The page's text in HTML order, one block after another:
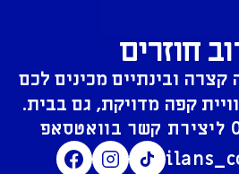
חוזרים
ובינתיים מכינים לכם
קפה מדויקת, גם בבית.